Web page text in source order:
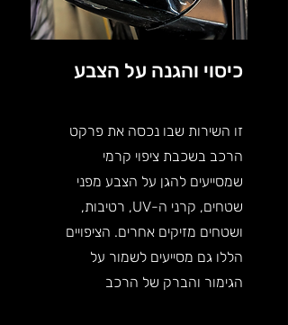
כיסוי והגנה על הצבע
זו השירות שבו נכסה את פרקט
הרכב בשכבת ציפוי קרמי
שמסייעים להגן על הצבע מפני
שטחים, קרני ה-UV, רטיבות,
ושטחים מזיקים אחרים. הציפויים
הללו גם מסייעים לשמור על
הגימור והברק של הרכב